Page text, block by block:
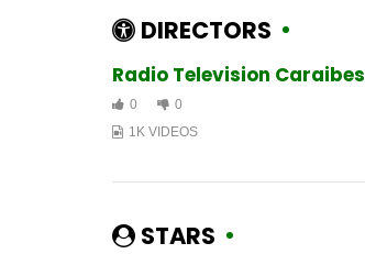
DIRECTORS
Radio Television Caraibes
0
0
1K VIDEOS
STARS